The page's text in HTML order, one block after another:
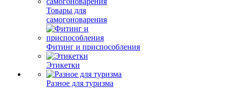
Товары для
самогоноварения
Фитинг и приспособления
Этикетки
Разное для туризма